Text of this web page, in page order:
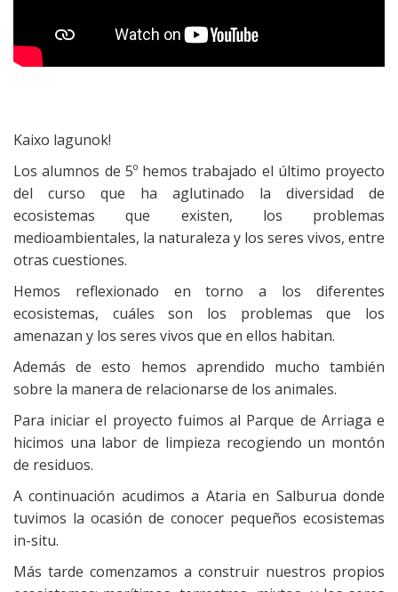
Kaixo lagunok!
Los alumnos de 5º hemos trabajado el último proyecto
del curso que ha aglutinado la diversidad de
ecosistemas que existen, los problemas
medioambientales, la naturaleza y los seres vivos, entre
otras cuestiones.
Hemos reflexionado en torno a los diferentes
ecosistemas, cuáles son los problemas que los
amenazan y los seres vivos que en ellos habitan.
Además de esto hemos aprendido mucho también
sobre la manera de relacionarse de los animales.
Para iniciar el proyecto fuimos al Parque de Arriaga e
hicimos una labor de limpieza recogiendo un montón
de residuos.
A continuación acudimos a Ataria en Salburua donde
tuvimos la ocasión de conocer pequeños ecosistemas
in-situ.
Más tarde comenzamos a construir nuestros propios